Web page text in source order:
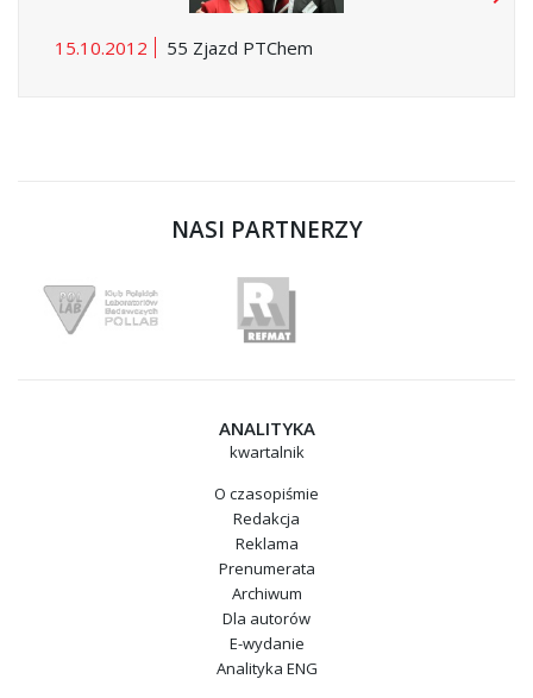
15.10.2012 55 Zjazd PTChem
NASI PARTNERZY
ANALITYKA
kwartalnik
O czasopiśmie
Redakcja
Reklama
Prenumerata
Archiwum
Dla autorów
E-wydanie
Analityka ENG